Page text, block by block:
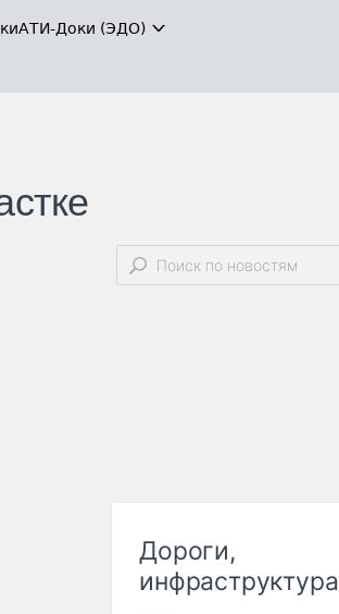
АТИ-Доки (ЭДО)
Дороги,
инфраструктура